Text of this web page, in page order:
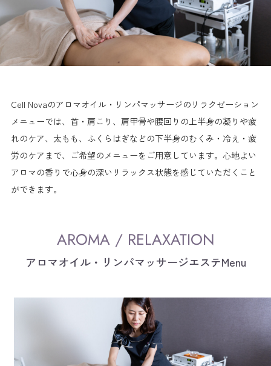
Cell Novaのアロマオイル・リンパマッサージのリラクゼーション
メニューでは、首・肩こり、肩甲骨や腰回りの上半身の凝りや疲
れのケア、太もも、ふくらはぎなどの下半身のむくみ・冷え・疲
労のケアまで、ご希望のメニューをご用意しています。心地よい
アロマの香りで心身の深いリラックス状態を感じていただくこと
ができます。
アロマオイル・リンパマッサージエステMenu